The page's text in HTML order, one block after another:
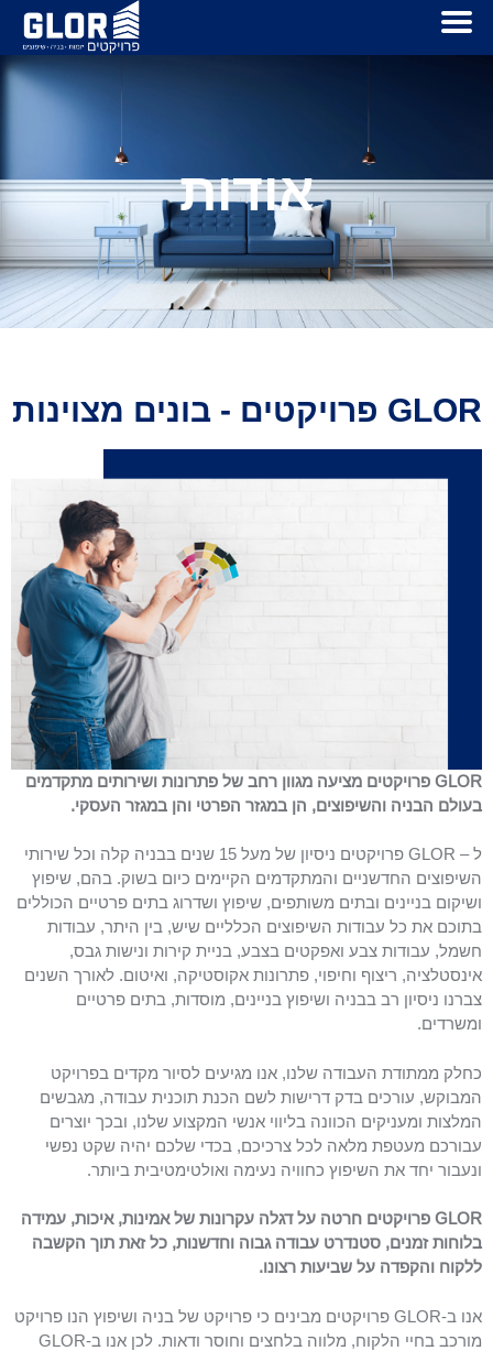
אודות
GLOR פרויקטים - בונים מצוינות
GLOR פרויקטים מציעה מגוון רחב של פתרונות ושירותים מתקדמים
בעולם הבניה והשיפוצים, הן במגזר הפרטי והן במגזר העסקי.
ל – GLOR פרויקטים ניסיון של מעל 15 שנים בבניה קלה וכל שירותי
השיפוצים החדשניים והמתקדמים הקיימים כיום בשוק. בהם, שיפוץ
ושיקום בניינים ובתים משותפים, שיפוץ ושדרוג בתים פרטיים הכוללים
בתוכם את כל עבודות השיפוצים הכלליים שיש, בין היתר, עבודות
חשמל, עבודות צבע ואפקטים בצבע, בניית קירות ונישות גבס,
אינסטלציה, ריצוף וחיפוי, פתרונות אקוסטיקה, ואיטום. לאורך השנים
צברנו ניסיון רב בבניה ושיפוץ בניינים, מוסדות, בתים פרטיים
ומשרדים.
כחלק ממתודת העבודה שלנו, אנו מגיעים לסיור מקדים בפרויקט
המבוקש, עורכים בדק דרישות לשם הכנת תוכנית עבודה, מגבשים
המלצות ומעניקים הכוונה בליווי אנשי המקצוע שלנו, ובכך יוצרים
עבורכם מעטפת מלאה לכל צרכיכם, בכדי שלכם יהיה שקט נפשי
ונעבור יחד את השיפוץ כחוויה נעימה ואולטימטיבית ביותר.
GLOR פרויקטים חרטה על דגלה עקרונות של אמינות, איכות, עמידה
בלוחות זמנים, סטנדרט עבודה גבוה וחדשנות, כל זאת תוך הקשבה
ללקוח והקפדה על שביעות רצונו.
אנו ב-GLOR פרויקטים מבינים כי פרויקט של בניה ושיפוץ הנו פרויקט
מורכב בחיי הלקוח, מלווה בלחצים וחוסר ודאות. לכן אנו ב-GLOR